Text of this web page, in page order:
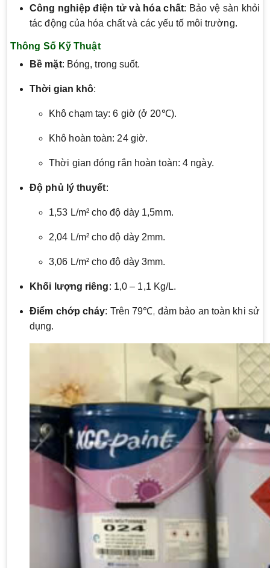
Công nghiệp điện tử và hóa chất: Bảo vệ sàn khỏi
tác động của hóa chất và các yếu tố môi trường.
Thông Số Kỹ Thuật
Bề mặt: Bóng, trong suốt.
Thời gian khô:
Khô chạm tay: 6 giờ (ở 20℃).
Khô hoàn toàn: 24 giờ.
Thời gian đóng rắn hoàn toàn: 4 ngày.
Độ phủ lý thuyết:
1,53 L/m² cho độ dày 1,5mm.
2,04 L/m² cho độ dày 2mm.
3,06 L/m² cho độ dày 3mm.
Khối lượng riêng: 1,0 – 1,1 Kg/L.
Điểm chớp cháy: Trên 79℃, đảm bảo an toàn khi sử
dụng.